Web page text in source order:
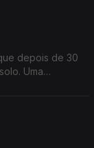
depois de 30
Uma